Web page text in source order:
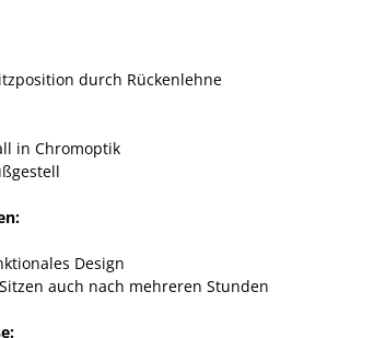
durch Rückenlehne
in Chromoptik
Design
auch nach mehreren Stunden